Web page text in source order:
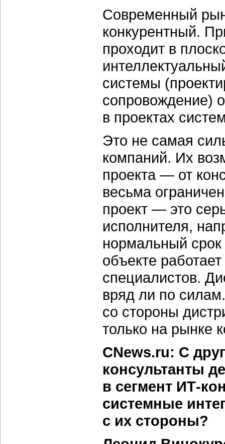
Современный
конкурентный.
проходит в
системы
сопровождение)
в проектах
Это не самая
компаний. Их
проекта — от
весьма
проект — это
исполнителя,
нормальный срок
объекте
специалистов.
вряд ли по
со стороны
только на рынке
CNews.ru: С
консультанты
в сегмент ИТ-
системные
с их стороны?